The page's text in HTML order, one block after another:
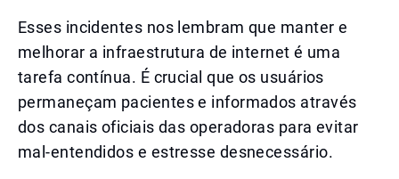
Esses incidentes nos lembram que manter e
melhorar a infraestrutura de internet é uma
tarefa contínua. É crucial que os usuários
permaneçam pacientes e informados através
dos canais oficiais das operadoras para evitar
mal-entendidos e estresse desnecessário.